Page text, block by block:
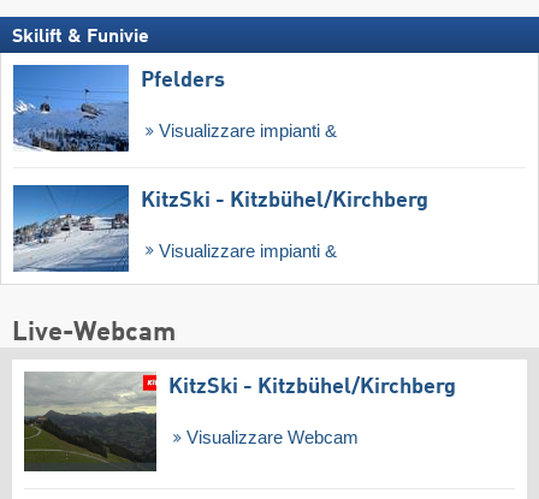
Skilift & Funivie
Pfelders
Visualizzare impianti &
KitzSki - Kitzbühel/​Kirchberg
Visualizzare impianti &
Live-Webcam
KitzSki - Kitzbühel/​Kirchberg
Visualizzare Webcam